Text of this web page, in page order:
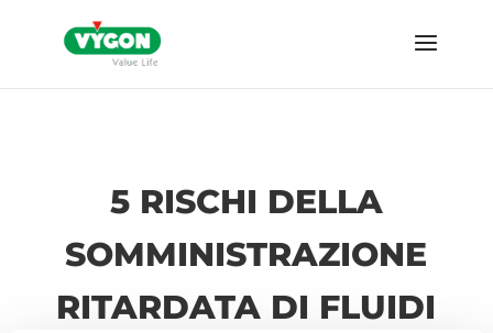
5 RISCHI DELLA
SOMMINISTRAZIONE
RITARDATA DI FLUIDI